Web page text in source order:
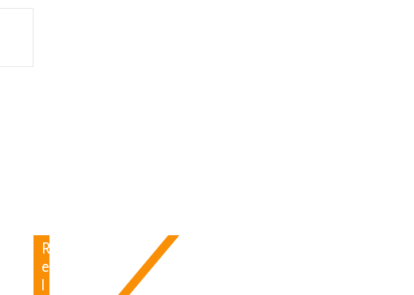
R
e
l